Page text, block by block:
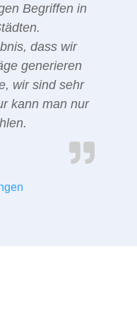
Begriffen in
dass wir
generieren
wir sind sehr
kann man nur